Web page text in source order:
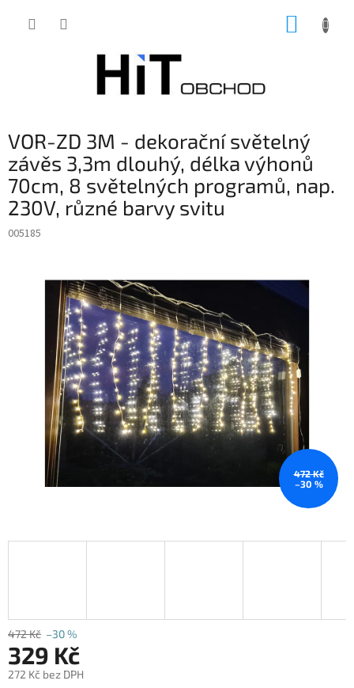
VOR-ZD 3M - dekorační světelný
závěs 3,3m dlouhý, délka výhonů
70cm, 8 světelných programů, nap.
230V, různé barvy svitu
005185
472 Kč
–30 %
472 Kč –30 %
329 Kč
272 Kč bez DPH